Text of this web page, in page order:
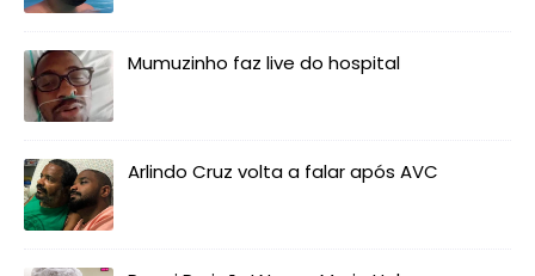
Mumuzinho faz live do hospital
Arlindo Cruz volta a falar após AVC